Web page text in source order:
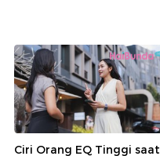
Ciri Orang EQ Tinggi saat